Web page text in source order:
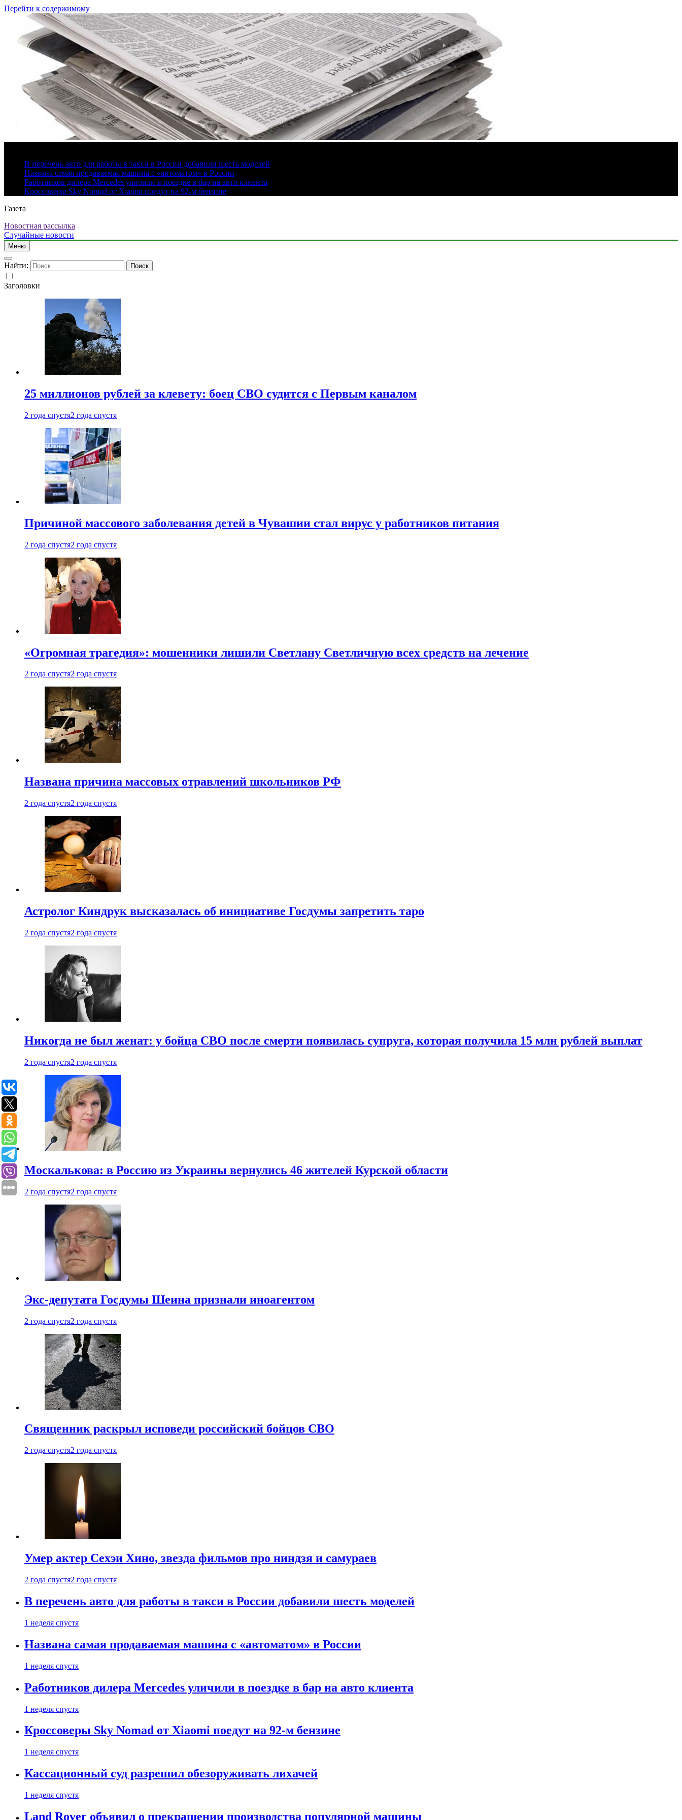
Перейти к содержимому
В перечень авто для работы в такси в России добавили шесть моделей
Названа самая продаваемая машина с «автоматом» в России
Работников дилера Mercedes уличили в поездке в бар на авто клиента
Кроссоверы Sky Nomad от Xiaomi поедут на 92-м бензине
Газета
Новостная рассылка
Случайные новости
Меню
Найти:
Заголовки
25 миллионов рублей за клевету: боец СВО судится с Первым каналом
2 года спустя2 года спустя
Причиной массового заболевания детей в Чувашии стал вирус у работников питания
2 года спустя2 года спустя
«Огромная трагедия»: мошенники лишили Светлану Светличную всех средств на лечение
2 года спустя2 года спустя
Названа причина массовых отравлений школьников РФ
2 года спустя2 года спустя
Астролог Киндрук высказалась об инициативе Госдумы запретить таро
2 года спустя2 года спустя
Никогда не был женат: у бойца СВО после смерти появилась супруга, которая получила 15 млн рублей выплат
2 года спустя2 года спустя
Москалькова: в Россию из Украины вернулись 46 жителей Курской области
2 года спустя2 года спустя
Экс-депутата Госдумы Шеина признали иноагентом
2 года спустя2 года спустя
Священник раскрыл исповеди российский бойцов СВО
2 года спустя2 года спустя
Умер актер Сехэи Хино, звезда фильмов про ниндзя и самураев
2 года спустя2 года спустя
В перечень авто для работы в такси в России добавили шесть моделей
1 неделя спустя
Названа самая продаваемая машина с «автоматом» в России
1 неделя спустя
Работников дилера Mercedes уличили в поездке в бар на авто клиента
1 неделя спустя
Кроссоверы Sky Nomad от Xiaomi поедут на 92-м бензине
1 неделя спустя
Кассационный суд разрешил обезоруживать лихачей
1 неделя спустя
Land Rover объявил о прекращении производства популярной машины